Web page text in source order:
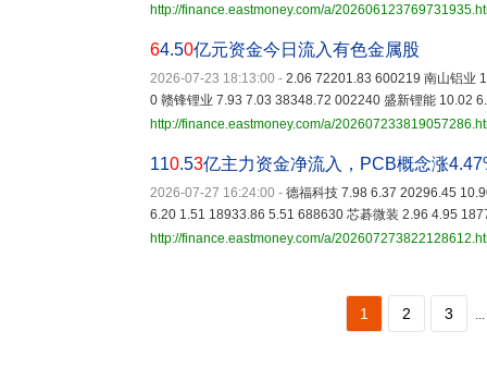
http://finance.eastmoney.com/a/
64.50亿元资金今日流入有色金属股
2026-07-23 18:13:00 - 2.06 72201.83 600219 南山铝业
0 赣锋锂业 7.93 7.03 38348.72 002240 盛新锂能 10.02
http://finance.eastmoney.com/a/
110.53亿主力资金净流入，PCB概念涨
2026-07-27 16:24:00 - 德福科技 7.98 6.37 20296.45
6.20 1.51 18933.86 5.51 688630 芯碁微装 2.96 4.95
http://finance.eastmoney.com/a/
1 2 3 ...